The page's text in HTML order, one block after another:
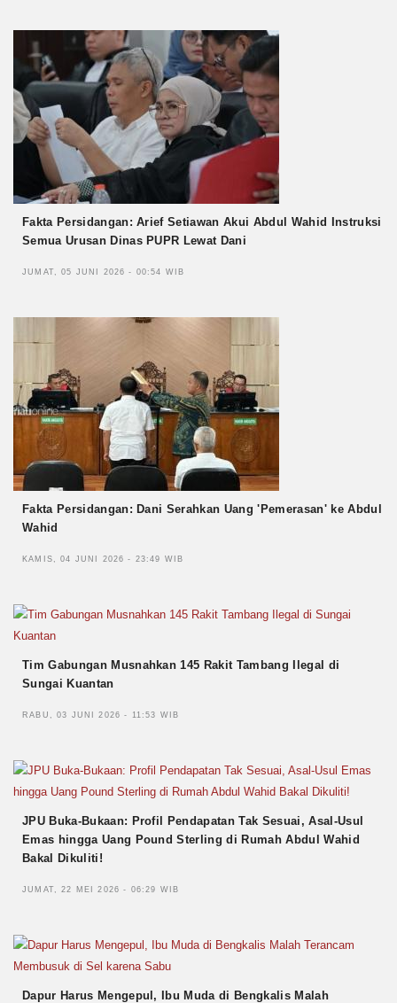
Fakta Persidangan: Arief Setiawan Akui Abdul Wahid Instruksi
Semua Urusan Dinas PUPR Lewat Dani
JUMAT, 05 JUNI 2026 - 00:54 WIB
Fakta Persidangan: Dani Serahkan Uang 'Pemerasan' ke Abdul
Wahid
KAMIS, 04 JUNI 2026 - 23:49 WIB
Tim Gabungan Musnahkan 145 Rakit Tambang Ilegal di
Sungai Kuantan
RABU, 03 JUNI 2026 - 11:53 WIB
JPU Buka-Bukaan: Profil Pendapatan Tak Sesuai, Asal-Usul
Emas hingga Uang Pound Sterling di Rumah Abdul Wahid
Bakal Dikuliti!
JUMAT, 22 MEI 2026 - 06:29 WIB
Dapur Harus Mengepul, Ibu Muda di Bengkalis Malah